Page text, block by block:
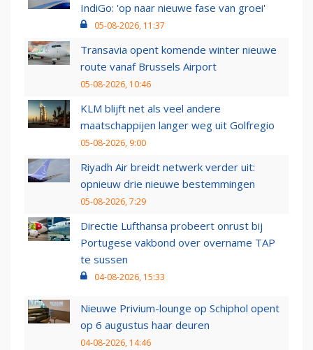
IndiGo: 'op naar nieuwe fase van groei'
05-08-2026, 11:37
Transavia opent komende winter nieuwe
route vanaf Brussels Airport
05-08-2026, 10:46
KLM blijft net als veel andere
maatschappijen langer weg uit Golfregio
05-08-2026, 9:00
Riyadh Air breidt netwerk verder uit:
opnieuw drie nieuwe bestemmingen
05-08-2026, 7:29
Directie Lufthansa probeert onrust bij
Portugese vakbond over overname TAP
te sussen
04-08-2026, 15:33
Nieuwe Privium-lounge op Schiphol opent
op 6 augustus haar deuren
04-08-2026, 14:46